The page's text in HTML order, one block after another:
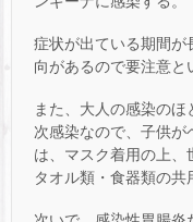
症状が出ている期間が
向があるので要注意と
また、大人の感染の
次感染なので、子供が
は、マスク着用の上、
タオル類・食器類の共